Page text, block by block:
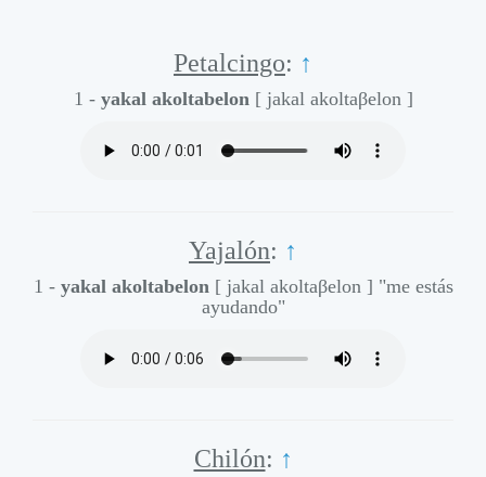
Petalcingo: ↑
1 - yakal akoltabelon [ jakal akoltaβelon ]
Yajalón: ↑
1 - yakal akoltabelon [ jakal akoltaβelon ] "me estás
ayudando"
Chilón: ↑